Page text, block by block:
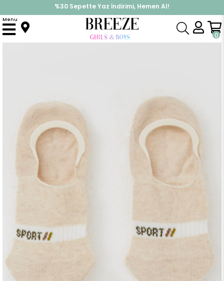
%30 Sepette Yaz İndirimi, Hemen Al!
İndirimlere ek %10 İndirimi Kap, Hemen Üye Ol!
0
Menu
Anasayfa Çorap Erkek Çocuk Babet Çorap Sport Yazı Baskılı Krem (7-14 Yaş)